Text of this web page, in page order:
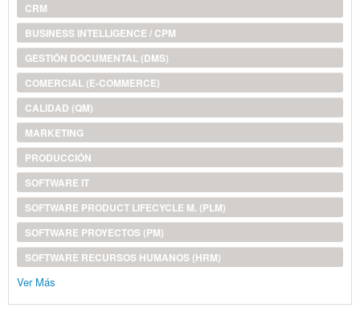
CRM
BUSINESS INTELLIGENCE / CPM
GESTIÓN DOCUMENTAL (DMS)
COMERCIAL (E-COMMERCE)
CALIDAD (QM)
MARKETING
PRODUCCIÓN
SOFTWARE IT
SOFTWARE PRODUCT LIFECYCLE M. (PLM)
SOFTWARE PROYECTOS (PM)
SOFTWARE RECURSOS HUMANOS (HRM)
Ver Más